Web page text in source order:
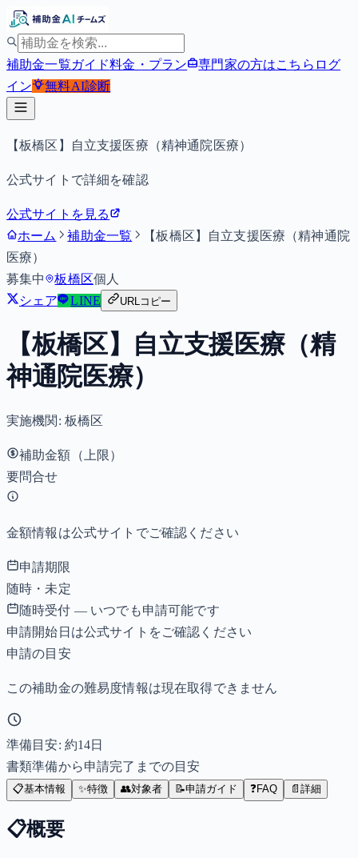
補助金一覧ガイド料金・プラン 専門家の方はこちら ログ
イン
無料AI診断
【板橋区】自立支援医療（精神通院医療）
公式サイトで詳細を確認
公式サイトを見る
ホーム
補助金一覧
【板橋区】自立支援医療（精神通院
医療）
募集中
板橋区個人
シェア
LINE URLコピー
【板橋区】自立支援医療（精
神通院医療）
実施機関: 板橋区
補助金額（上限）
要問合せ
金額情報は公式サイトでご確認ください
申請期限
随時・未定
随時受付 — いつでも申請可能です
申請開始日は公式サイトをご確認ください
申請の目安
この補助金の難易度情報は現在取得できません
準備目安: 約14日
書類準備から申請完了までの目安
📋基本情報 ✨特徴 👥対象者 📝申請ガイド ❓FAQ 📄 詳細
📋概要